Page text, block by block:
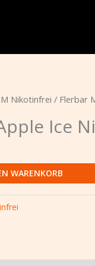
Nikotinfrei / Flerbar
Ice
WARENKORB